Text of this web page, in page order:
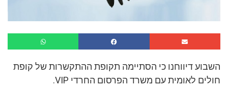
השבוע דיווחנו כי הסתיימה תקופת ההתקשרות של קופת
חולים לאומית עם משרד הפרסום החרדי VIP.